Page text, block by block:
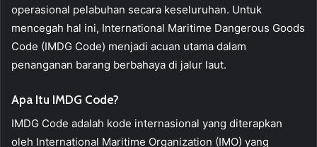
operasional pelabuhan secara keseluruhan. Untuk
mencegah hal ini, International Maritime Dangerous Goods
Code (IMDG Code) menjadi acuan utama dalam
penanganan barang berbahaya di jalur laut.
Apa Itu IMDG Code?
IMDG Code adalah kode internasional yang diterapkan
oleh International Maritime Organization (IMO) yang